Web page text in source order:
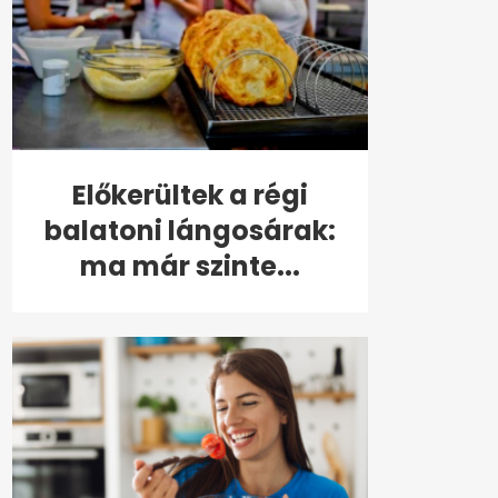
Előkerültek a régi
balatoni lángosárak:
ma már szinte...